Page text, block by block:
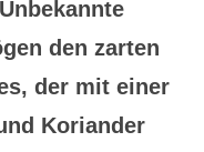
den zarten
der mit einer
Koriander